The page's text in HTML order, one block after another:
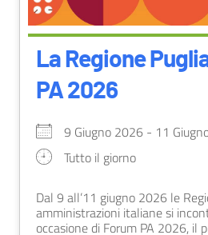
La Regione
PA 2026
9 Giugno 2026 - 11
Tutto il giorno
Dal 9 all’11 giugno 2026 le
amministrazioni italiane si
occasione di Forum PA 2026, il